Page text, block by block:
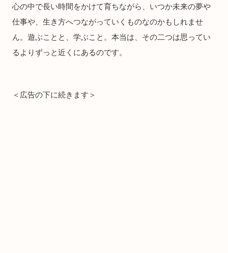
心の中で長い時間をかけて育ちながら、いつか未来の夢や
仕事や、生き方へつながっていくものなのかもしれませ
ん。遊ぶことと、学ぶこと。本当は、その二つは思ってい
るよりずっと近くにあるのです。
＜広告の下に続きます＞